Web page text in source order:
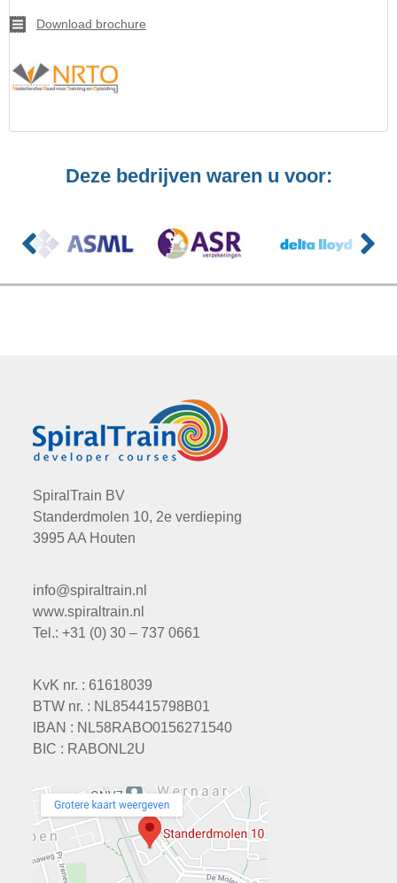
Download brochure
Deze bedrijven waren u voor:
SpiralTrain BV
Standerdmolen 10, 2e verdieping
3995 AA Houten
info@spiraltrain.nl
www.spiraltrain.nl
Tel.: +31 (0) 30 – 737 0661
KvK nr. : 61618039
BTW nr. : NL854415798B01
IBAN : NL58RABO0156271540
BIC : RABONL2U